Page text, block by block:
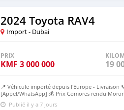
2024 Toyota RAV4
Import - Dubai
PRIX
KMF 3 000 000 19
📍 Véhicule importé depuis l'Europe - Livraison
[Appel/WhatsApp] 💰 Prix Comores rendu
avant livraison et 60% après livraison Le prix est
Publié il y a 7 jours